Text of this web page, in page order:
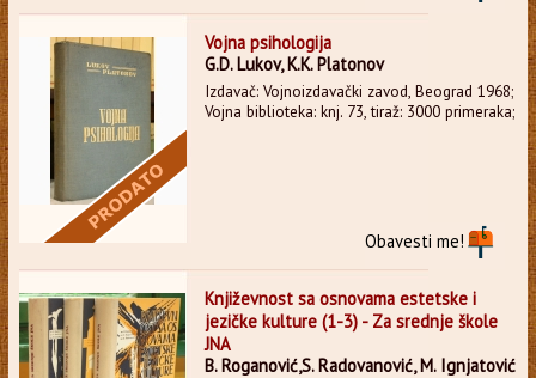
Vojna psihologija
G.D. Lukov, K.K. Platonov
Izdavač: Vojnoizdavački zavod, Beograd 1968;
Vojna biblioteka: knj. 73, tiraž: 3000 primeraka;
Obavesti me!
Književnost sa osnovama estetske i
jezičke kulture (1-3) - Za srednje škole
JNA
B. Roganović,S. Radovanović, M. Ignjatović